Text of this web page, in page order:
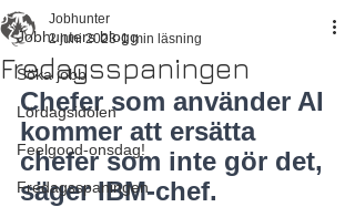
Jobhunters blogg
Söka jobb
Lördagsidolen
Feelgood-onsdag!
Fredagsspaningen
Fredagsspaningen
Jobhunter
2 juni 2023 1 min läsning
Chefer som använder AI
kommer att ersätta
chefer som inte gör det,
säger IBM-chef.